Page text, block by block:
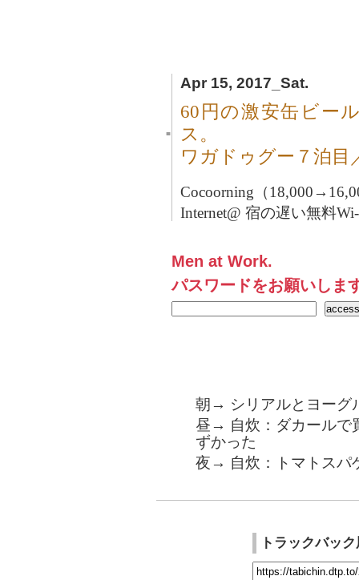
Apr 15, 2017_Sat.
■
60円の激安缶ビー
ス。
ワガドゥグー７泊
Cocoorning（
Internet@ 宿の遅い無料
Men at Work.
パスワードをお願いしま
朝→ シリアルとヨーグ
昼→ 自炊：ダカールで
ずかった
夜→ 自炊：トマトスパ
トラックバッ